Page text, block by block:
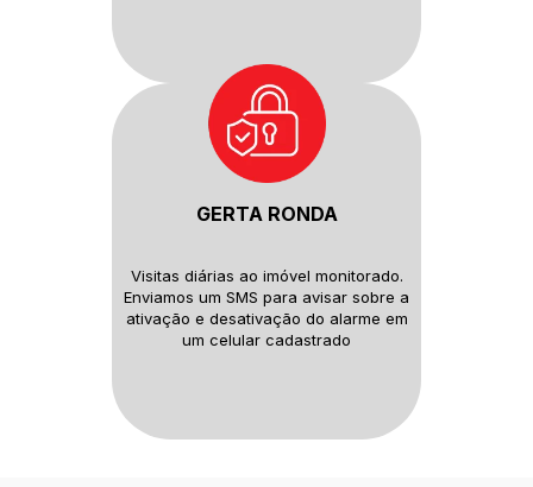
GERTA RONDA
Visitas diárias ao imóvel monitorado.
Enviamos um SMS para avisar sobre a
ativação e desativação do alarme em
um celular cadastrado